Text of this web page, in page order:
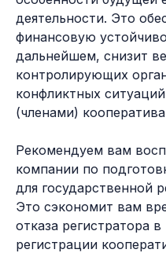
деятельности. Это
финансовую
дальнейшем, снизит
контролирующих
конфликтных
(членами)
Рекомендуем вам
компании по
для государственной
Это сэкономит вам
отказа регистратора
регистрации